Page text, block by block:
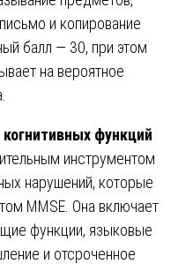
и копирование
балл — 30, при этом
на вероятное
функций
инструментом
нарушений, которые
MMSE. Она включает
функции, языковые
и отсроченное